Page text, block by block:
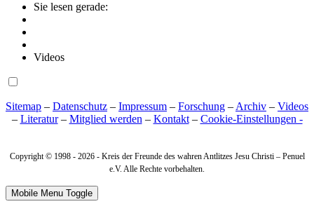
Sie lesen gerade:
Videos
Sitemap – Datenschutz – Impressum – Forschung – Archiv – Videos
– Literatur– Mitglied werden – Kontakt– Cookie‑Einstellungen -
Copyright © 1998 - 2026 - Kreis der Freunde des wahren Antlitzes Jesu Christi – Penuel
e.V. Alle Rechte vorbehalten.
Mobile Menu Toggle